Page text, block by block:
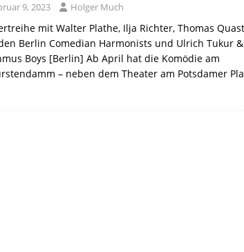
Gaming-Headset mit Next-Gen-Technologie auf den Markt: Das
Bänder – Die neue Generation“ stellt sich vor
KINO / TV /
9, 2023 Holger Much
mit Walter Plathe, Ilja Richter, Thomas
Berlin Comedian Harmonists und Ulrich Tukur
Boys [Berlin] Ab April hat die Komödie am
– neben dem Theater am Potsdamer